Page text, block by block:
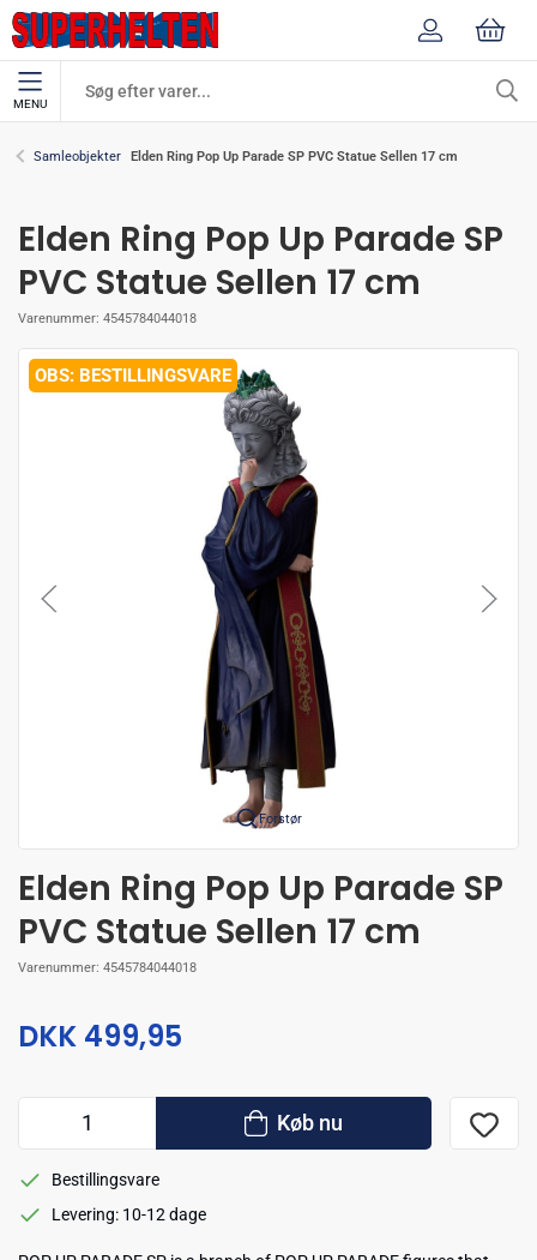
MENU
Samleobjekter Elden Ring Pop Up Parade SP PVC Statue Sellen 17 cm
Elden Ring Pop Up Parade SP
PVC Statue Sellen 17 cm
Varenummer: 4545784044018
BESTILLINGSVARE
Forstør
Elden Ring Pop Up Parade SP
PVC Statue Sellen 17 cm
Varenummer: 4545784044018
DKK 499,95
Køb nu
Bestillingsvare
Levering: 10-12 dage